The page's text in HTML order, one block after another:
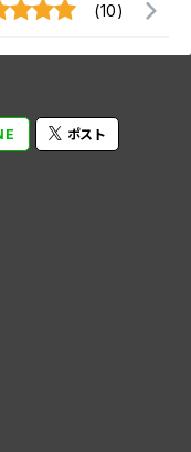
(10)
ポスト